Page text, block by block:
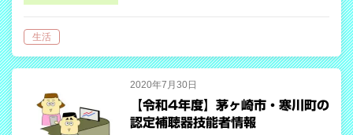
り、ど…
生活
2020年7月30日
【令和4年度】茅ヶ崎市・寒川町の
認定補聴器技能者情報